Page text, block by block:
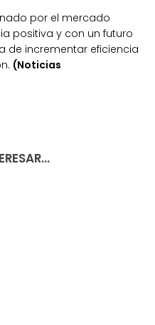
por el mercado
positiva y con un futuro
de incrementar eficiencia
(Noticias